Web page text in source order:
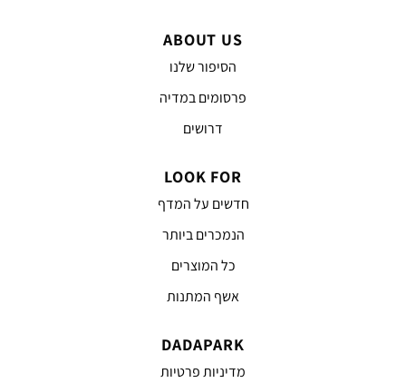
ABOUT US
הסיפור שלנו
פרסומים במדיה
דרושים
LOOK FOR
חדשים על המדף
הנמכרים ביותר
כל המוצרים
אשף המתנות
DADAPARK
מדיניות פרטיות